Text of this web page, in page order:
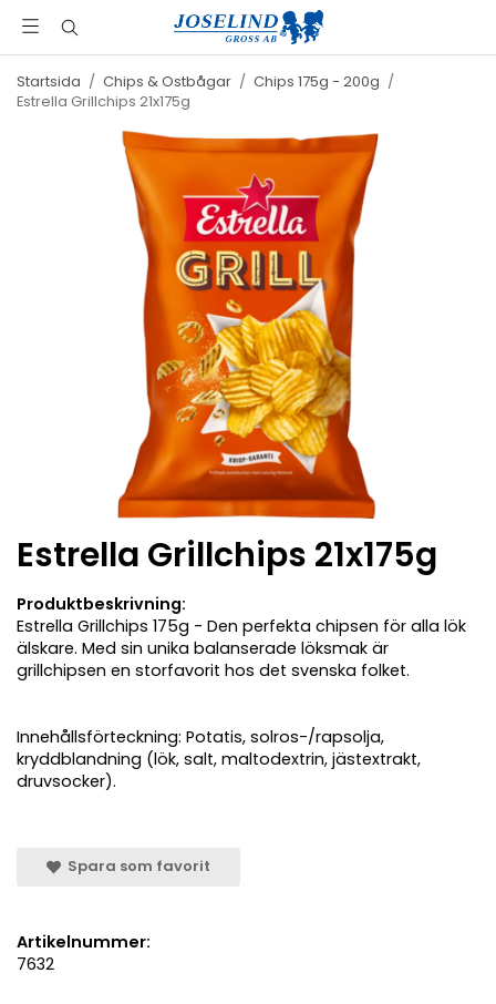
Startsida / Chips & Ostbågar / Chips 175g - 200g /
Estrella Grillchips 21x175g
Estrella Grillchips 21x175g
Produktbeskrivning:
Estrella Grillchips 175g - Den perfekta chipsen för alla lök
älskare. Med sin unika balanserade löksmak är
grillchipsen en storfavorit hos det svenska folket.
Innehållsförteckning: Potatis, solros-/rapsolja,
kryddblandning (lök, salt, maltodextrin, jästextrakt,
druvsocker).
Spara som favorit
Artikelnummer:
7632